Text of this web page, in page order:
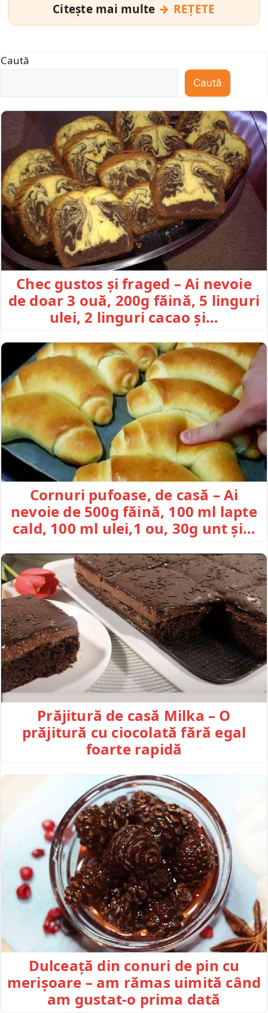
Citește mai multe REȚETE
Caută
Caută
Chec gustos și fraged – Ai nevoie
de doar 3 ouă, 200g făină, 5 linguri
ulei, 2 linguri cacao și…
Cornuri pufoase, de casă – Ai
nevoie de 500g făină, 100 ml lapte
cald, 100 ml ulei,1 ou, 30g unt și…
Prăjitură de casă Milka – O
prăjitură cu ciocolată fără egal
foarte rapidă
Dulceață din conuri de pin cu
merișoare – am rămas uimită când
am gustat-o prima dată